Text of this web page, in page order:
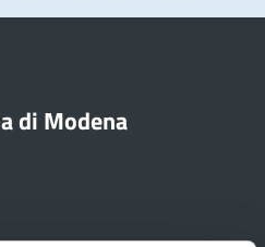
di Modena